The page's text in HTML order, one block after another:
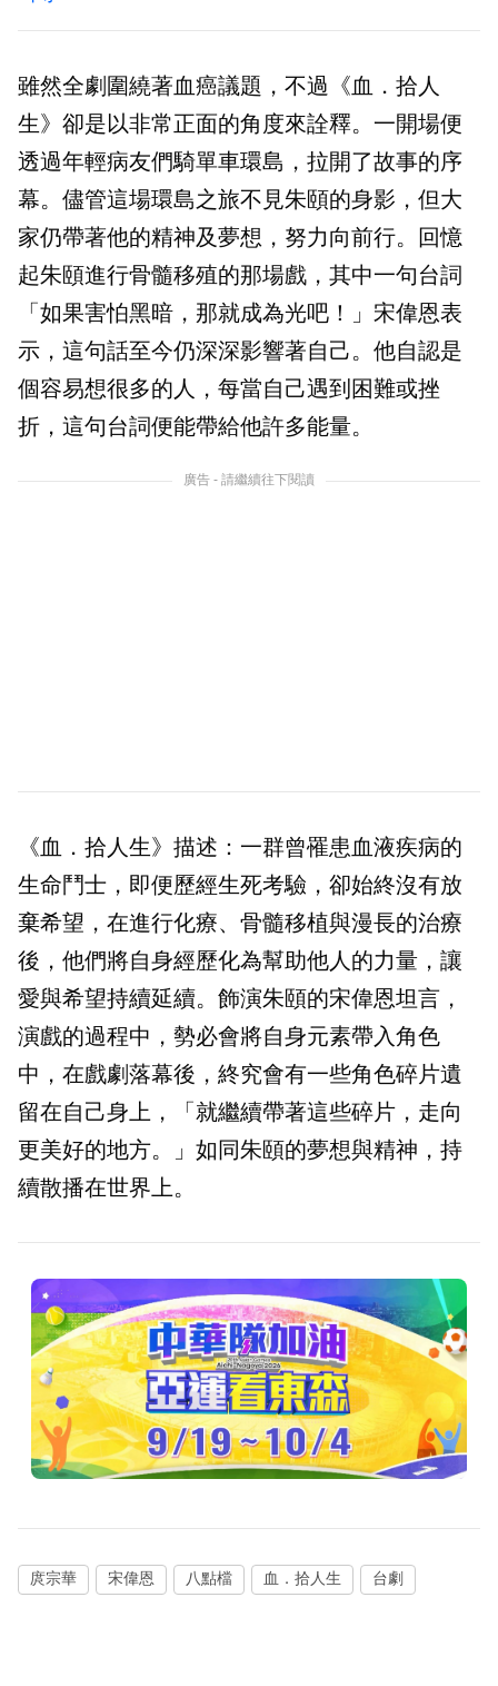
雖然全劇圍繞著血癌議題，不過《血．拾人
生》卻是以非常正面的角度來詮釋。一開場便
透過年輕病友們騎單車環島，拉開了故事的序
幕。儘管這場環島之旅不見朱頤的身影，但大
家仍帶著他的精神及夢想，努力向前行。回憶
起朱頤進行骨髓移殖的那場戲，其中一句台詞
「如果害怕黑暗，那就成為光吧！」宋偉恩表
示，這句話至今仍深深影響著自己。他自認是
個容易想很多的人，每當自己遇到困難或挫
折，這句台詞便能帶給他許多能量。
廣告 - 請繼續往下閱讀
《血．拾人生》描述：一群曾罹患血液疾病的
生命鬥士，即便歷經生死考驗，卻始終沒有放
棄希望，在進行化療、骨髓移植與漫長的治療
後，他們將自身經歷化為幫助他人的力量，讓
愛與希望持續延續。飾演朱頤的宋偉恩坦言，
演戲的過程中，勢必會將自身元素帶入角色
中，在戲劇落幕後，終究會有一些角色碎片遺
留在自己身上，「就繼續帶著這些碎片，走向
更美好的地方。」如同朱頤的夢想與精神，持
續散播在世界上。
庹宗華 宋偉恩 八點檔 血．拾人生 台劇